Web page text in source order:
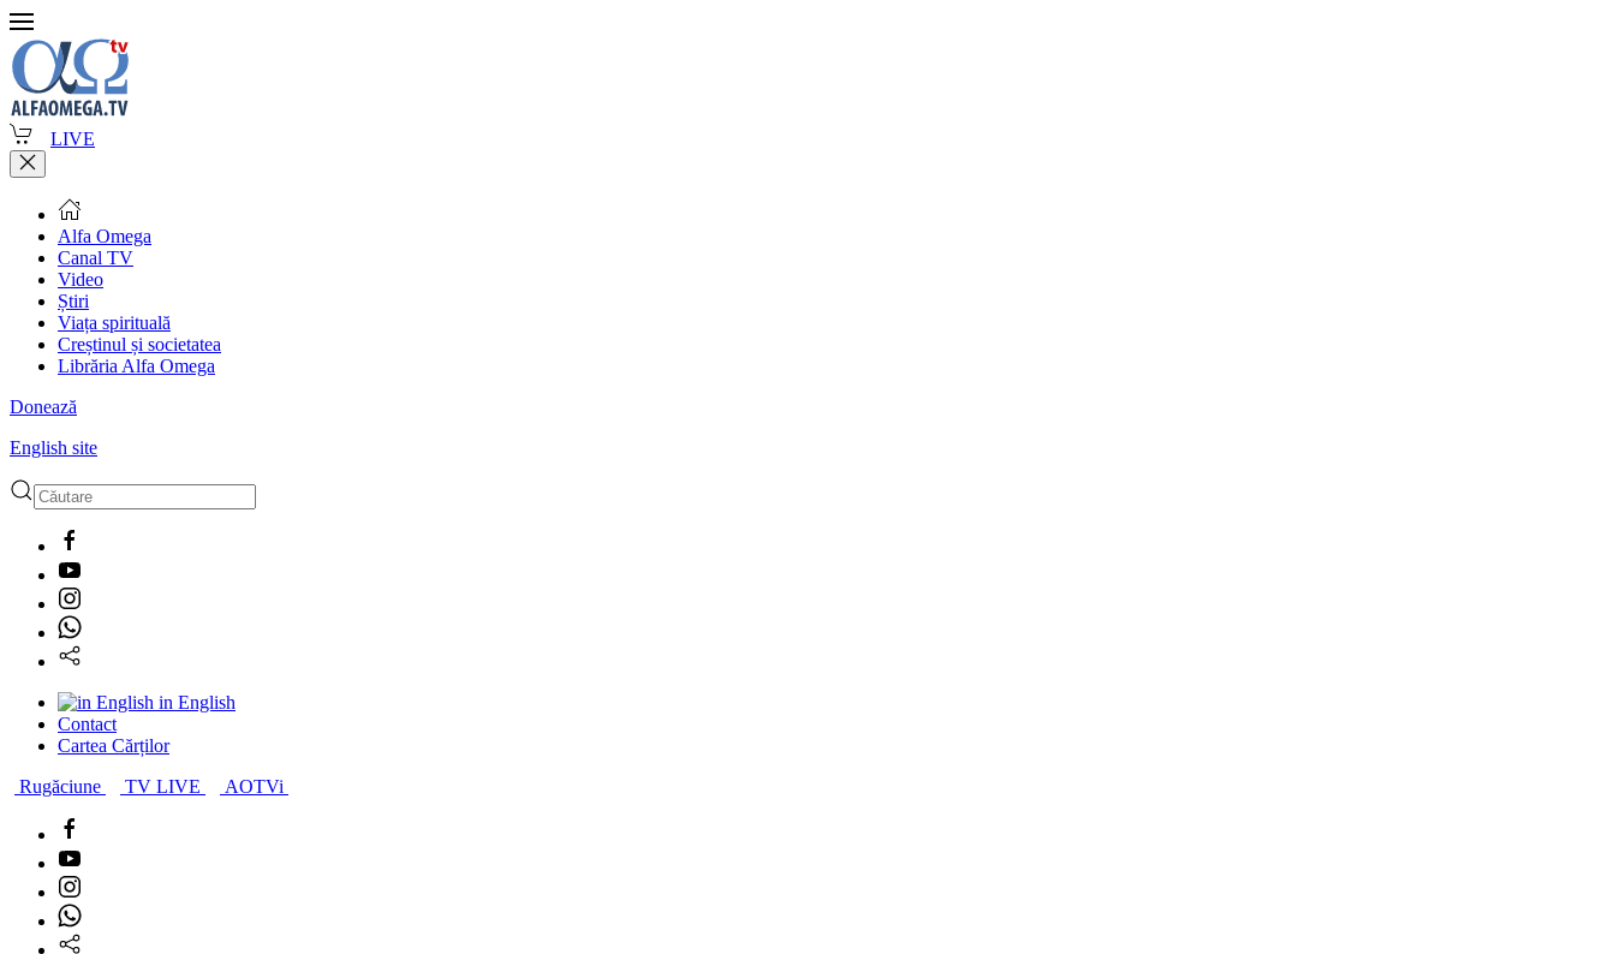
LIVE
Alfa Omega
Canal TV
Video
Știri
Viața spirituală
Creștinul și societatea
Librăria Alfa Omega
Donează
English site
in English
Contact
Cartea Cărților
Rugăciune
TV LIVE AOTVi